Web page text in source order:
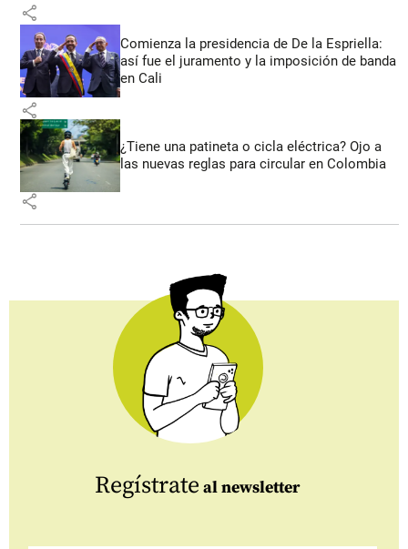
share
Comienza la presidencia de De la Espriella:
así fue el juramento y la imposición de banda
en Cali
share
¿Tiene una patineta o cicla eléctrica? Ojo a
las nuevas reglas para circular en Colombia
share
Regístrate al newsletter